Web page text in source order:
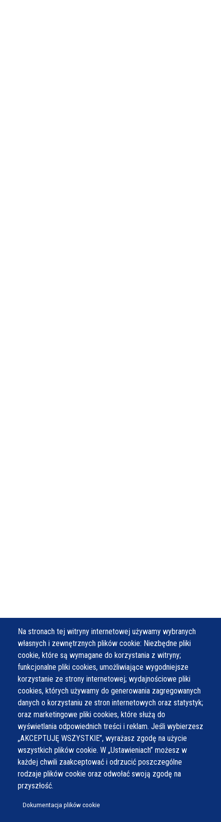
Na stronach tej witryny internetowej używamy wybranych
własnych i zewnętrznych plików cookie: Niezbędne pliki
cookie, które są wymagane do korzystania z witryny;
funkcjonalne pliki cookies, umożliwiające wygodniejsze
korzystanie ze strony internetowej; wydajnościowe pliki
cookies, których używamy do generowania zagregowanych
danych o korzystaniu ze stron internetowych oraz statystyk;
oraz marketingowe pliki cookies, które służą do
wyświetlania odpowiednich treści i reklam. Jeśli wybierzesz
„AKCEPTUJĘ WSZYSTKIE”, wyrażasz zgodę na użycie
wszystkich plików cookie. W „Ustawieniach” możesz w
każdej chwili zaakceptować i odrzucić poszczególne
rodzaje plików cookie oraz odwołać swoją zgodę na
przyszłość.
Dokumentacja plików cookie